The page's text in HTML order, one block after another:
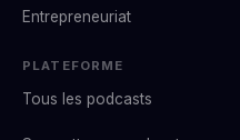
Entrepreneuriat
PLATEFORME
Tous les podcasts